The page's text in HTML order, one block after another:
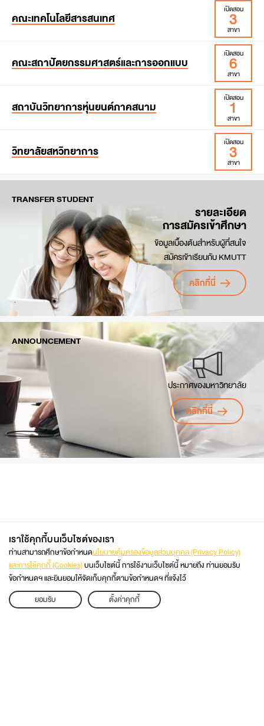
APPLY
สาขาวิชาวิทยาศาสตร์และเทคโนโลยีการอาหาร
สมัครเข้าเรียน
ค่าใช้จ่ายตลอดหลักสูตร
สาขาวิชาวิศวกรรมไฟฟ้า (หลักสูตร 5 ปี)
สาขาวิชาวิศวกรรมโยธา (หลักสูตร 5 ปี)
สาขาวิชาเทคโนโลยีบรรจุภัณฑ์และการพิมพ์
สาขาวิชาวิทยาการคอมพิวเตอร์ประยุกต์-มัลติมีเดีย
สาขาวิชามีเดียอาตส์
สาขาวิชามีเดียทางการแพทย์และวิทยาศาสตร์
คณะเทคโนโลยีสารสนเทศ
เปิดสอน
3
สาขา
สาขาวิชาเทคโนโลยีสารสนเทศ
สาขาวิชาวิทยาการคอมพิวเตอร์ (หลักสูตรภาษาอังกฤษ)
สาขาวิชานวัตกรรมบริการดิจิตัล
คณะสถาปัตยกรรมศาสตร์และการออกแบบ
เปิดสอน
6
สาขา
สาขาวิชาสถาปัตยกรรม (หลักสูตรนานาชาติ)
สาขาวิชาออกแบบนิเทศศิลป์ (หลักสูตรนานาชาติ)
สาขาวิชาภูมิสถาปัตยกรรม (หลักสูตรนานาชาติ)
การบูรณาการการออกแบบด้วยพหุปัญญา (หลักสูตรพหุ
วิทยาการ) (หลักสูตรนานาชาติ)
สมัครเข้าเรียน
ค่าใช้จ่ายตลอดหลักสูตร
สถาบันวิทยาการหุ่นยนต์ภาคสนาม
เปิดสอน
1
สาขา
สาขาวิชาวิศวกรรมหุ่นยนต์และระบบอัตโนมัติ
ค่าใช้จ่ายตลอดหลักสูตร
วิทยาลัยสหวิทยาการ
เปิดสอน
3
สาขา
สาขาวิชาการออกแบบดิจิทัล (หลักสูตรนานาชาติ)
สาขาวิชาเทคโนโลยีแนวสร้างสรรค์ (หลักสูตรนานาชาติ)
สาขาวิชาวิศวกรรมระบบอัจฉริยะ (หลักสูตรพหุวิทยาการ)
สมัครเข้าเรียน
ค่าใช้จ่ายตลอดหลักสูตร
TRANSFER STUDENT
รายละเอียด
การสมัครเข้าศึกษา
ข้อมูลเบื้องต้นสำหรับผู้ที่สนใจ
สมัครเข้าเรียนกับ KMUTT
คลิกที่นี่
ANNOUNCEMENT
ประกาศของมหาวิทยาลัย
คลิกที่นี่
ติดต่อโดยตรง 02 470 8333
เราใช้คุกกี้บนเว็บไซต์ของเรา
ท่านสามารถศึกษาข้อกำหนดนโยบายคุ้มครองข้อมูลส่วนบุคคล (Privacy Policy)
และการใช้คุกกี้ (Cookies)บนเว็บไซต์นี้ การใช้งานเว็บไซต์นี้ หมายถึง ท่านยอมรับ
ข้อกำหนดฯ และยินยอมให้จัดเก็บคุกกี้ตามข้อกำหนดฯ ที่แจ้งไว้
ยอมรับ
ตั้งค่าคุกกี้